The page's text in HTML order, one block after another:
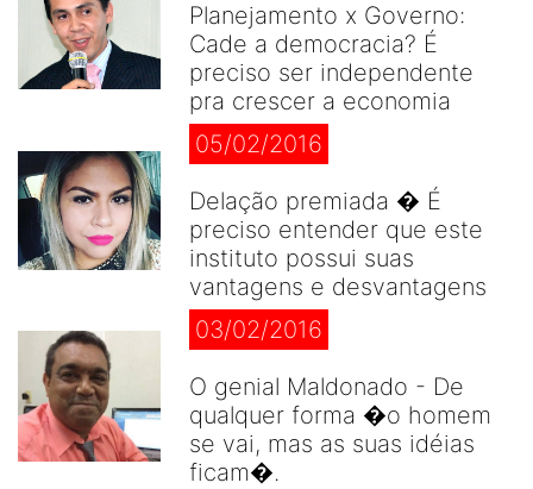
Planejamento x Governo:
Cade a democracia? É
preciso ser independente
pra crescer a economia
05/02/2016
Delação premiada � É
preciso entender que este
instituto possui suas
vantagens e desvantagens
03/02/2016
O genial Maldonado - De
qualquer forma �o homem
se vai, mas as suas idéias
ficam�.